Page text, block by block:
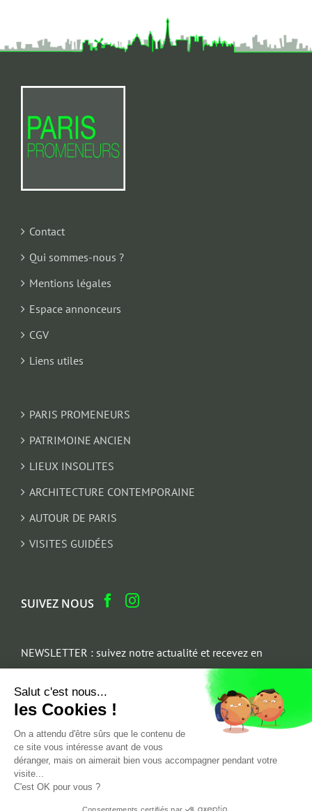
Contact
Qui sommes-nous ?
Mentions légales
Espace annonceurs
CGV
Liens utiles
PARIS PROMENEURS
PATRIMOINE ANCIEN
LIEUX INSOLITES
ARCHITECTURE CONTEMPORAINE
AUTOUR DE PARIS
VISITES GUIDÉES
SUIVEZ NOUS
NEWSLETTER : suivez notre actualité et recevez en
cadeau un parcours architectural du Marais
Email
Salut c'est nous...
les Cookies !
On a attendu d'être sûrs que le contenu de
ce site vous intéresse avant de vous
déranger, mais on aimerait bien vous accompagner pendant votre
visite...
C'est OK pour vous ?
Consentements certifiés par